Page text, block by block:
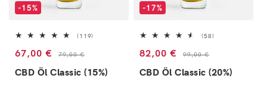
-15%
(119)119 Bewertungen insgesamt
Verkaufspreis
67,00 € Normaler Preis
79,00 €
CBD Öl Classic (15%)
-17%
(58)58 Bewertungen
Verkaufspreis
82,00 € Normaler Preis
99,00 €
CBD Öl Classic (20%)